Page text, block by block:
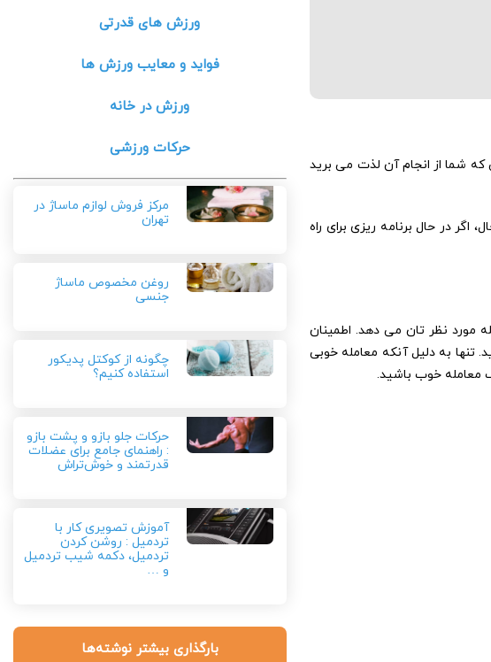
که شما از انجام آن لذت می برید
در حال برنامه ریزی برای راه
مورد نظر تان می دهد. اطمینان
تنها به دلیل آنکه معامله خوبی
معامله خوب باشید.
ورزش های قدرتی
فواید و معایب ورزش ها
ورزش در خانه
حرکات ورزشی
مرکز فروش لوازم ماساژ در
تهران
روغن مخصوص ماساژ
جنسی
چگونه از کوکتل پدیکور
استفاده کنیم؟
حرکات جلو بازو و پشت بازو
: راهنمای جامع برای عضلات
قدرتمند و خوش‌تراش
آموزش تصویری کار با
تردمیل : روشن کردن
تردمیل، دکمه شیب تردمیل
و …
بارگذاری بیشتر نوشته‌ها